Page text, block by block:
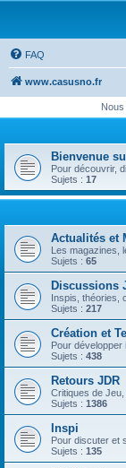
FAQ
www.casusno.fr
Bienvenue
Pour découvrir,
Sujets : 17
Actualités et
Les magazines,
Sujets : 65
Discussions
Inspis, théories,
Sujets : 217
Création et
Pour
Sujets : 438
Retours JDR
Critiques de
Sujets : 1386
Inspi
Pour discuter et
Sujets : 135